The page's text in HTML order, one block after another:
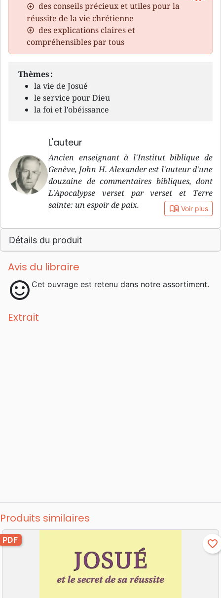
des conseils précieux et utiles pour la
réussite de la vie chrétienne
des explications claires et
compréhensibles par tous
Thèmes :
la vie de Josué
le service pour Dieu
la foi et l’obéissance
L'auteur
Ancien enseignant à l'Institut biblique de
Genève, John H. Alexander est l'auteur d'une
douzaine de commentaires bibliques, dont
L'Apocalypse verset par verset et Terre
sainte: un espoir de paix.
book_open Voir plus
Détails du produit
Avis du libraire
sentiment_satisfied Cet ouvrage est retenu dans notre assortiment.
Extrait
Produits similaires
PDF favorite_border